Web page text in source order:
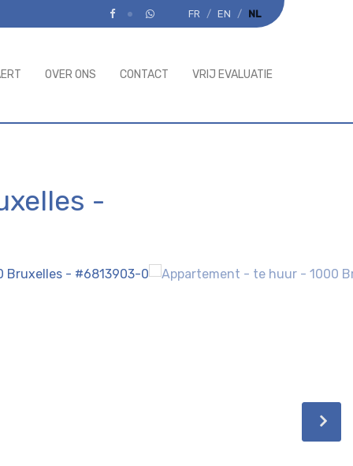
FR EN NL
OVER ONS CONTACT VRIJ EVALUATIE
-